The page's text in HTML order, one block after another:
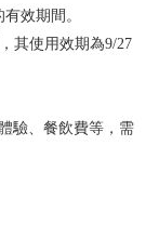
效期間。
其使用效期為9/27
驗、餐飲費等，需